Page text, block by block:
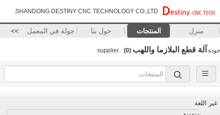
SHANDONG DESTINY CNC TECHNOLOGY CO.,LTD.
منزل المنتجات حول بنا جولة في المعمل >>
جودة آلة قطع البلازما واللهب (0)
غير اللغة